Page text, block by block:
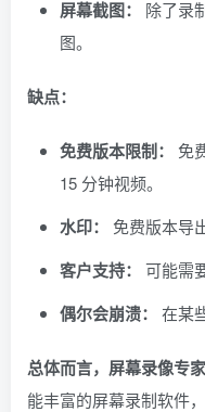
屏幕截图：
除了录
图。
缺点：
免费版本限制：
免
15 分钟视频。
水印： 免费版本导
客户支持： 可能需
偶尔会崩溃： 在某
总体而言，屏幕录像专
能丰富的屏幕录制软件